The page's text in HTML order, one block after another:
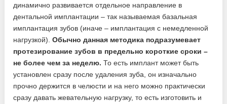
динамично развивается отдельное направление в
дентальной имплантации – так называемая базальная
имплантация зубов (иначе – имплантация с немедленной
нагрузкой).Обычно данная методика подразумевает
протезирование зубов в предельно короткие сроки –
не более чем за неделю. То есть имплант может быть
установлен сразу после удаления зуба, он изначально
прочно держится в челюсти и на него можно практически
сразу давать жевательную нагрузку, то есть изготовить и